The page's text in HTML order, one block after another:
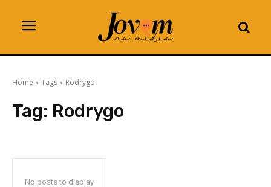
Home Tags Rodrygo
Tag: Rodrygo
No posts to display